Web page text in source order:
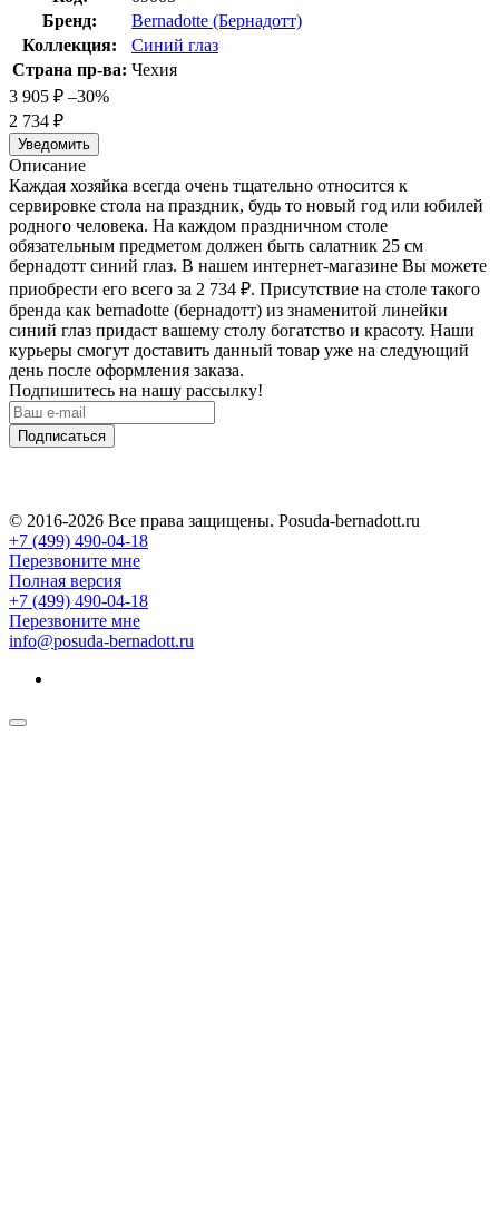
Бренд:
Bernadotte (Бернадотт)
Коллекция:
Синий глаз
Страна пр-ва: Чехия
3 905 ₽ –30%
2 734 ₽
Уведомить
Описание
Каждая хозяйка всегда очень тщательно относится к
сервировке стола на праздник, будь то новый год или юбилей
родного человека. На каждом праздничном столе
обязательным предметом должен быть салатник 25 см
бернадотт синий глаз. В нашем интернет-магазине Вы можете
приобрести его всего за 2 734 ₽. Присутствие на столе такого
бренда как bernadotte (бернадотт) из знаменитой линейки
синий глаз придаст вашему столу богатство и красоту. Наши
курьеры смогут доставить данный товар уже на следующий
день после оформления заказа.
Подпишитесь на нашу рассылку!
Подписаться
© 2016-2026 Все права защищены. Posuda-bernadott.ru
+7 (499) 490-04-18
Перезвоните мне
Полная версия
+7 (499) 490-04-18
Перезвоните мне
info@posuda-bernadott.ru